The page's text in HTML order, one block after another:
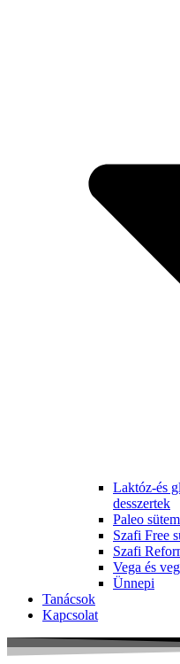
Laktóz-és
desszertek
Paleo
Szafi Free
Szafi
Vega és
Ünnepi
Tanácsok
Kapcsolat